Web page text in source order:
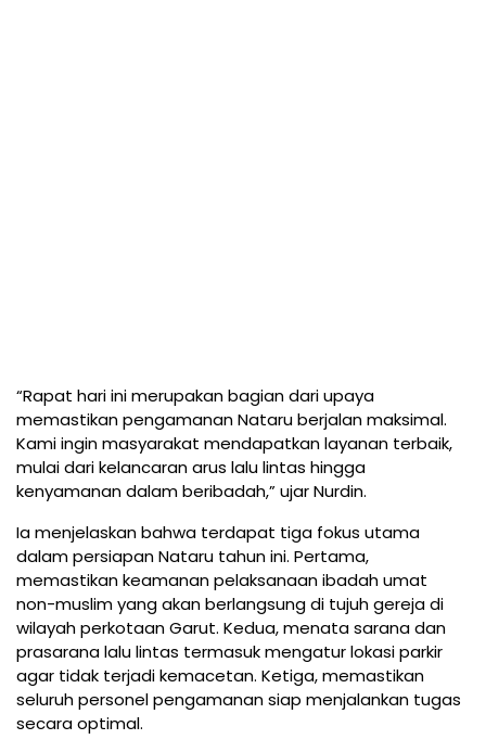
“Rapat hari ini merupakan bagian dari upaya
memastikan pengamanan Nataru berjalan maksimal.
Kami ingin masyarakat mendapatkan layanan terbaik,
mulai dari kelancaran arus lalu lintas hingga
kenyamanan dalam beribadah,” ujar Nurdin.
Ia menjelaskan bahwa terdapat tiga fokus utama
dalam persiapan Nataru tahun ini. Pertama,
memastikan keamanan pelaksanaan ibadah umat
non-muslim yang akan berlangsung di tujuh gereja di
wilayah perkotaan Garut. Kedua, menata sarana dan
prasarana lalu lintas termasuk mengatur lokasi parkir
agar tidak terjadi kemacetan. Ketiga, memastikan
seluruh personel pengamanan siap menjalankan tugas
secara optimal.